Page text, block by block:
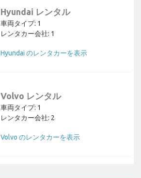
Hyundai レンタル
車両タイプ: 1
レンタカー会社: 1
Hyundai のレンタカーを表示
Volvo レンタル
車両タイプ: 1
レンタカー会社: 2
Volvo のレンタカーを表示